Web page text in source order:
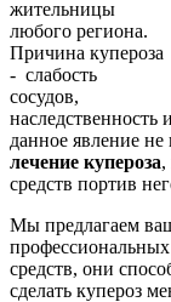
жительницы
любого региона.
Причина купероза
- слабость
сосудов,
наследственность
данное явление не
лечение купероза,
средств портив
Мы предлагаем
средств, они
сделать купероз